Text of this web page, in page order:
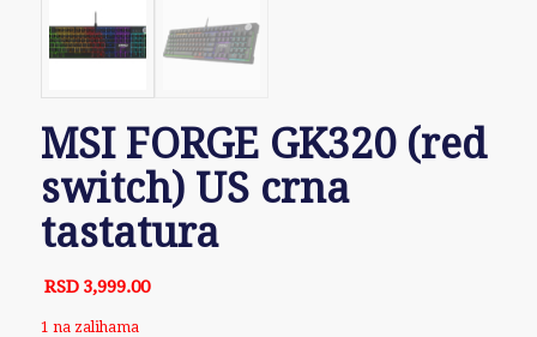
MSI FORGE GK320 (red
switch) US crna
tastatura
RSD 3,999.00
1 na zalihama